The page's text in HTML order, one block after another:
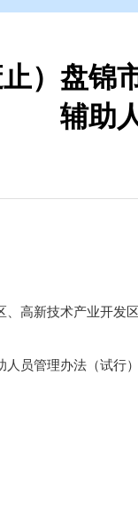
止）盘
辅助
、高新技术产业开发
员管理办法（试行